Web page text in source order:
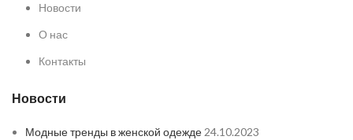
Новости
О нас
Контакты
Новости
Модные тренды в женской одежде 24.10.2023